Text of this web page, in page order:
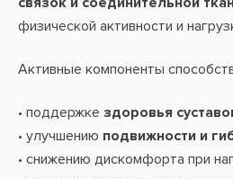
физической активности и
Активные компоненты
• поддержке здоровья
• улучшению подвижности и
• снижению дискомфорта при